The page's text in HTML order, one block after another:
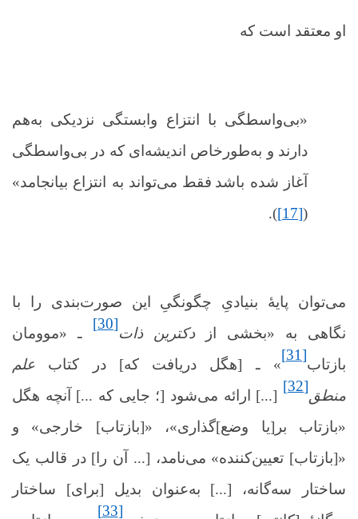
او معتقد است که
«بی‌واسطگی با انتزاع وابستگی نزدیکی به‌هم
دارند و به‌طور‌خاص اندیشه‌ای که در بی‌واسطگی
آغاز شده باشد فقط می‌تواند به انتزاع بیانجامد»
(
[17]
)
.
می‌توان پایۀ بنیادیِ چگونگیِ این صورت‌بندی را با
نگاهی به «بخشی ازدکترین ذات
[30]
ـ «موومان
بازتاب
[31]
» ـ [هگل دریافت که] در کتاب علم
منطق
[32]
[...] ارائه می‌شود [؛ جایی که ...] آنچه هگل
«بازتاب بر[یا وضع]‌گذاری»، «[بازتاب] خارجی» و
«[بازتاب] تعیین‌کننده» می‌نامد، [... آن را] در قالب یک
ساختار سه‌گانه، [...] به‌عنوان بدیل [برای] ساختار
[33]